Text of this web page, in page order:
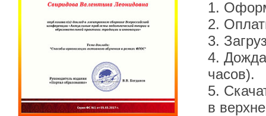
1.
2.
3.
4.
часов).
5.
в